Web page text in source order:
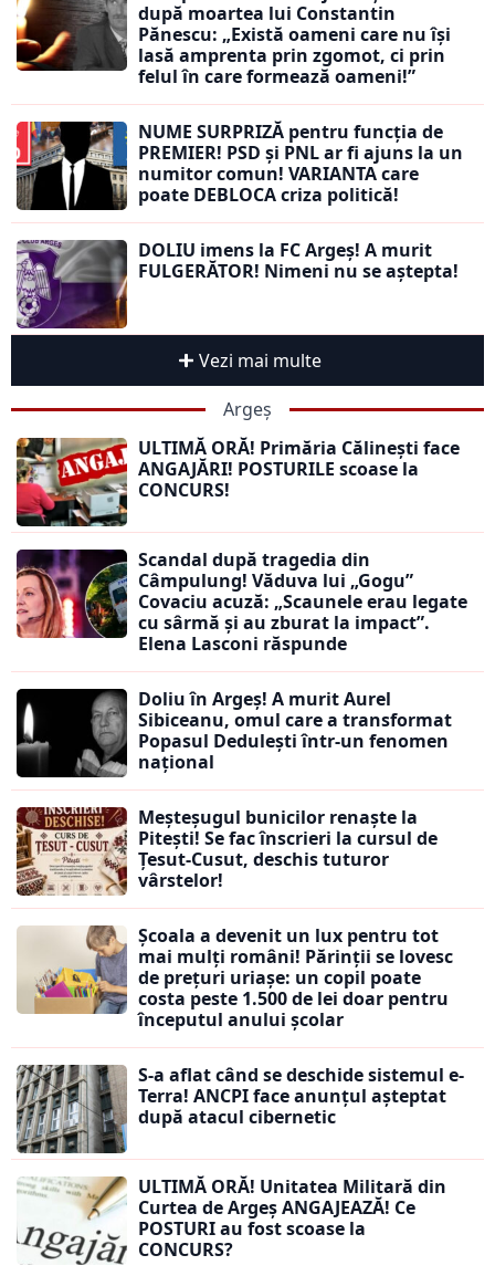
după moartea lui Constantin
Pănescu: „Există oameni care nu își
lasă amprenta prin zgomot, ci prin
felul în care formează oameni!”
NUME SURPRIZĂ pentru funcția de
PREMIER! PSD și PNL ar fi ajuns la un
numitor comun! VARIANTA care
poate DEBLOCA criza politică!
DOLIU imens la FC Argeș! A murit
FULGERĂTOR! Nimeni nu se aștepta!
Vezi mai multe
Argeș
ULTIMĂ ORĂ! Primăria Călinești face
ANGAJĂRI! POSTURILE scoase la
CONCURS!
Scandal după tragedia din
Câmpulung! Văduva lui „Gogu”
Covaciu acuză: „Scaunele erau legate
cu sârmă și au zburat la impact”.
Elena Lasconi răspunde
Doliu în Argeș! A murit Aurel
Sibiceanu, omul care a transformat
Popasul Dedulești într-un fenomen
național
Meșteșugul bunicilor renaște la
Pitești! Se fac înscrieri la cursul de
Țesut-Cusut, deschis tuturor
vârstelor!
Școala a devenit un lux pentru tot
mai mulți români! Părinții se lovesc
de prețuri uriașe: un copil poate
costa peste 1.500 de lei doar pentru
începutul anului școlar
S-a aflat când se deschide sistemul e-
Terra! ANCPI face anunțul așteptat
după atacul cibernetic
ULTIMĂ ORĂ! Unitatea Militară din
Curtea de Argeș ANGAJEAZĂ! Ce
POSTURI au fost scoase la
CONCURS?